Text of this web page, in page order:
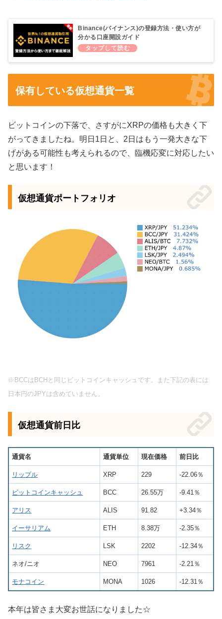
Binance(バイナンス)の登録方法・使い方が
分かる口座開設ガイド
保有している仮想通貨一覧
ビットコインの下落で、さすがにXRPの価格も大きく下
がってきましたね。明日1日と、2日はもう一発大きな下
げがある可能性も考えられるので、臨機応変に対応したい
と思います！
仮想通貨ポートフォリオ
※BCCはBCHと同じビットコインキャッシュです。また下記の表には
日本円のJPYは含めていません。
仮想通貨前日比
通貨名 通貨単位 現在価格 前日比
リップル XRP 229 -22.06％
ビットコインキャッシュ BCC 26.55万 -9.41％
アリス ALIS 91.82 +3.34％
イーサリアム ETH 8.38万 -2.35％
リスク LSK 2202 -12.34％
ネオ/ニオ NEO 7961 -2.21％
モナコイン MONA 1026 -12.31％
本年は皆さま大変お世話になりました☆